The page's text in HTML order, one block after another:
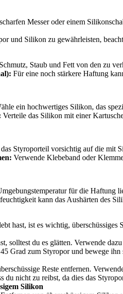
Messer oder einem
und Silikon zu gewährleisten,
Staub und Fett von den zu
Für eine noch stärkere Haftung
ein hochwertiges Silikon, das
Verteile das Silikon mit einer
das Styroporteil vorsichtig auf die mit
Verwende Klebeband oder
für die Haftung
kann das Aushärten des
hast, ist es wichtig,
solltest du es glätten. Verwende
Grad zum Styropor und bewege ihn
Reste entfernen.
du nicht zu reibst, da dies das
Silikon